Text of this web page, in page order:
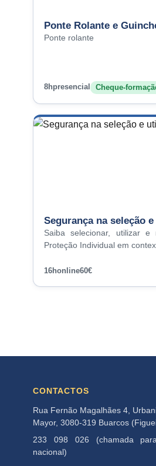
Ponte Rolante e
Ponte rolante
8hpresencial Cheque-
Segurança na seleção
Saiba selecionar, utilizar e
Proteção Individual em
16honline60€
CONTACTOS
Rua Fernão Magalhães 4,
Mayor, 3080-319 Buarcos
233 098 026 (chamada
nacional)